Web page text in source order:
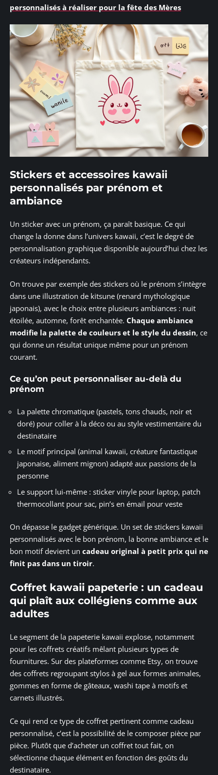
personnalisés à réaliser pour la fête des Mères
Stickers et accessoires kawaii
personnalisés par prénom et
ambiance
Un sticker avec un prénom, ça paraît basique. Ce qui
change la donne dans l’univers kawaii, c’est le degré de
personnalisation graphique disponible aujourd’hui chez les
créateurs indépendants.
On trouve par exemple des stickers où le prénom s’intègre
dans une illustration de kitsune (renard mythologique
japonais), avec le choix entre plusieurs ambiances : nuit
étoilée, automne, forêt enchantée. Chaque ambiance
modifie la palette de couleurs et le style du dessin, ce
qui donne un résultat unique même pour un prénom
courant.
Ce qu’on peut personnaliser au-delà du
prénom
La palette chromatique (pastels, tons chauds, noir et
doré) pour coller à la déco ou au style vestimentaire du
destinataire
Le motif principal (animal kawaii, créature fantastique
japonaise, aliment mignon) adapté aux passions de la
personne
Le support lui-même : sticker vinyle pour laptop, patch
thermocollant pour sac, pin’s en émail pour veste
On dépasse le gadget générique. Un set de stickers kawaii
personnalisés avec le bon prénom, la bonne ambiance et le
bon motif devient un cadeau original à petit prix qui ne
finit pas dans un tiroir.
Coffret kawaii papeterie : un cadeau
qui plaît aux collégiens comme aux
adultes
Le segment de la papeterie kawaii explose, notamment
pour les coffrets créatifs mêlant plusieurs types de
fournitures. Sur des plateformes comme Etsy, on trouve
des coffrets regroupant stylos à gel aux formes animales,
gommes en forme de gâteaux, washi tape à motifs et
carnets illustrés.
Ce qui rend ce type de coffret pertinent comme cadeau
personnalisé, c’est la possibilité de le composer pièce par
pièce. Plutôt que d’acheter un coffret tout fait, on
sélectionne chaque élément en fonction des goûts du
destinataire.